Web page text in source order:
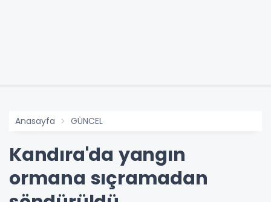
Anasayfa GÜNCEL
Kandıra'da yangın
ormana sıçramadan